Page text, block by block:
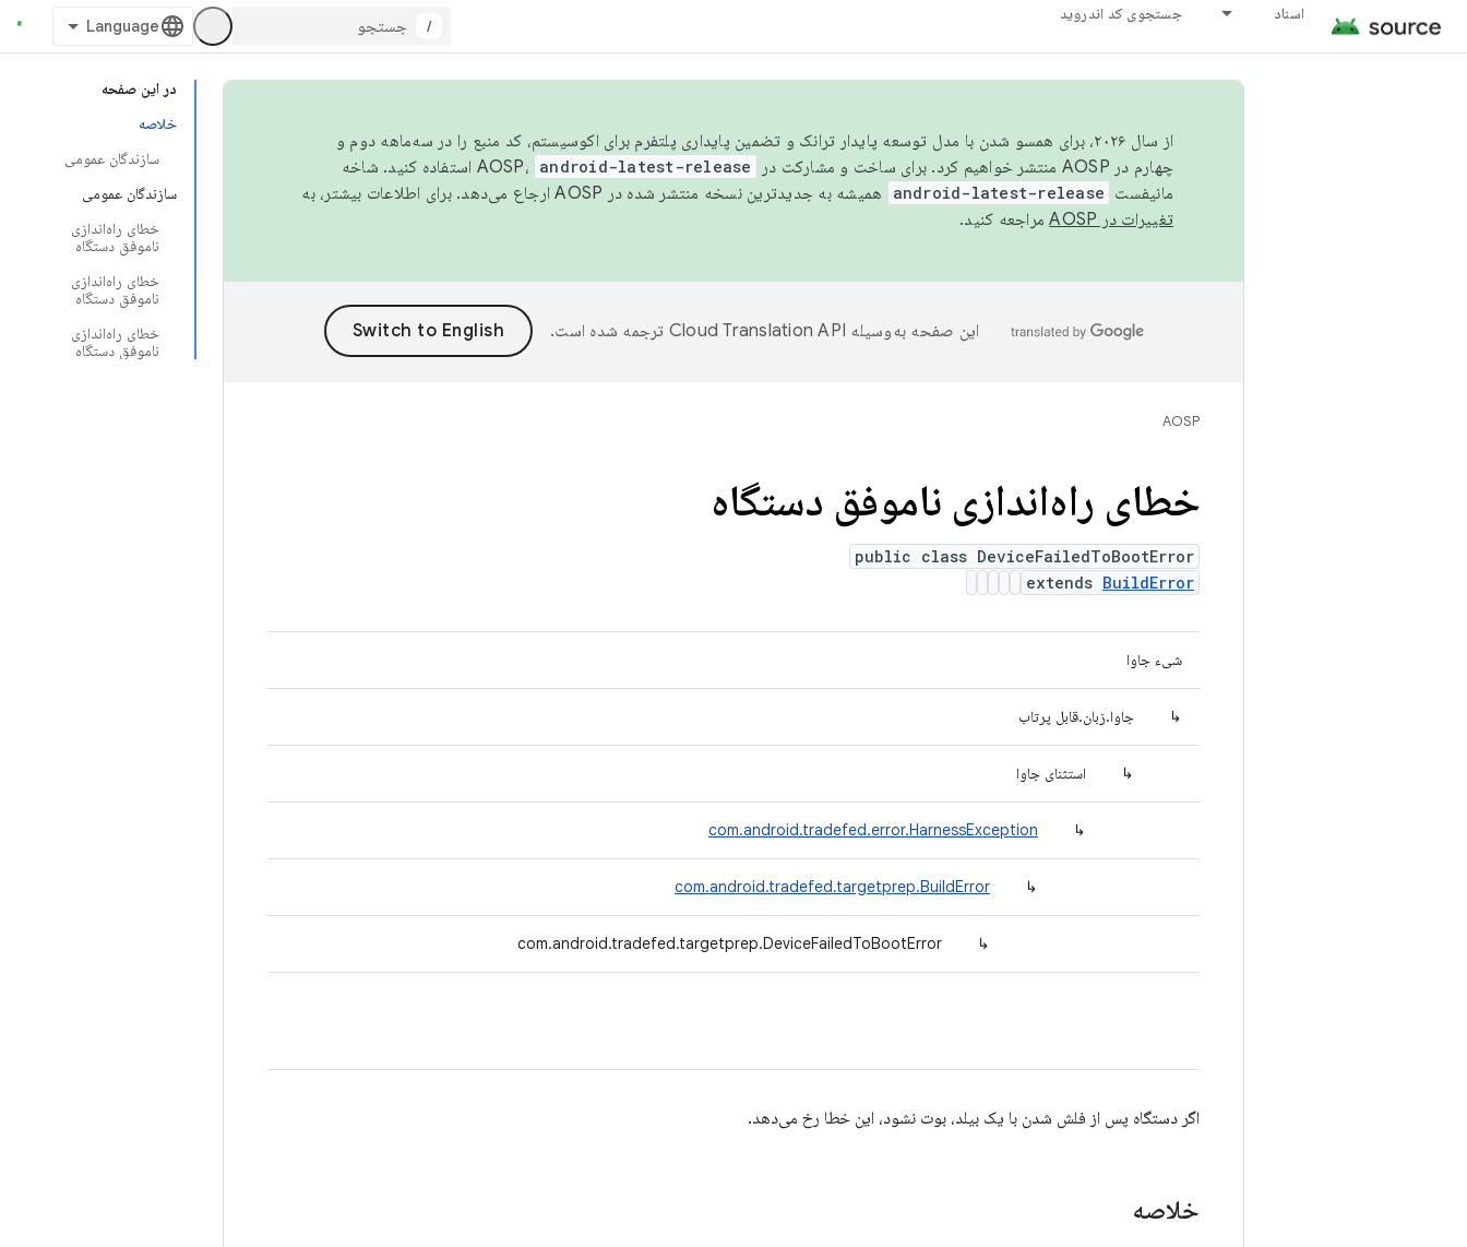
اسناد جستجوی کد اندروید
/
در این صفحه
خلاصه
سازندگان عمومی
سازندگان عمومی
خطای راه‌اندازی
ناموفق دستگاه
خطای راه‌اندازی
ناموفق دستگاه
خطای راه‌اندازی
ناموفق دستگاه
از سال ۲۰۲۶، برای همسو شدن با مدل توسعه پایدار ترانک و تضمین پایداری پلتفرم برای اکوسیستم، کد منبع را در سه‌ماهه دوم و
چهارم در AOSP منتشر خواهیم کرد. برای ساخت و مشارکت در AOSP،
android-latest-release
استفاده کنید. شاخه
مانیفست android-latest-release
همیشه به جدیدترین نسخه منتشر شده در AOSP ارجاع می‌دهد. برای اطلاعات بیشتر، به
تغییرات در AOSP
مراجعه کنید.
این صفحه به‌وسیله ترجمه شده است.
AOSP
خطای راه‌اندازی ناموفق دستگاه
public class DeviceFailedToBootError
extends BuildError
شیء جاوا
↳ جاوا.زبان.قابل پرتاب
↳ استثنای جاوا
↳
com.android.tradefed.error.HarnessException
↳
com.android.tradefed.targetprep.BuildError
↳
com.android.tradefed.targetprep.DeviceFailedToBootError
اگر دستگاه پس از فلش شدن با یک بیلد، بوت نشود، این خطا رخ می‌دهد.
خلاصه